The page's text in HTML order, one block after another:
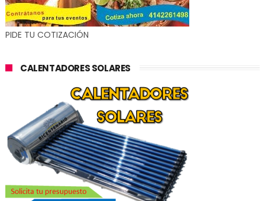
PIDE TU COTIZACIÓN
CALENTADORES SOLARES